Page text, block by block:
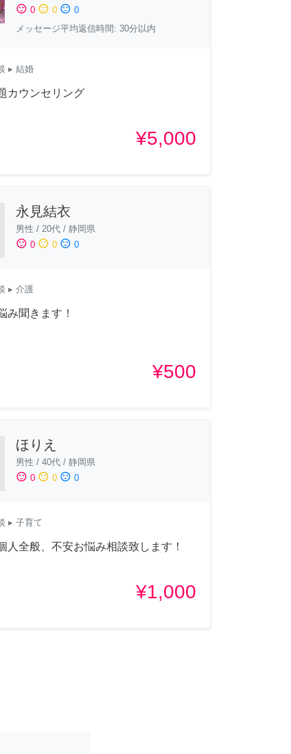
sentiment_satisfied 0 sentiment_neutral 0 sentiment_dissatisfied 0
メッセージ平均返信時間: 30分以内
▸ 結婚
カウンセリング
¥5,000
永見結衣
男性 / 20代/ 静岡県
sentiment_satisfied 0 sentiment_neutral 0 sentiment_dissatisfied 0
▸ 介護
み聞きます！
¥500
ほりえ
男性 / 40代/ 静岡県
sentiment_satisfied 0 sentiment_neutral 0 sentiment_dissatisfied 0
▸ 子育て
人全般、不安お悩み相談致します！
¥1,000